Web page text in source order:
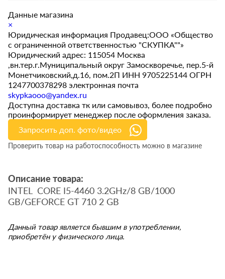
Данные магазина
×
Юридическая информация Продавец:ООО «Общество
с ограниченной ответственностью "СКУПКА""»
Юридический адрес: 115054 Москва
,вн.тер.г.Муниципальный округ Замоскворечье, пер.5-й
Монетчиковский,д.16, пом.2П ИНН 9705225144 ОГРН
1247700378298 электронная почта
skypkaooo@yandex.ru
Доступна доставка тк или самовывоз, более подробно
проинформирует менеджер после оформления заказа.
Запросить доп. фото/видео
Проверить товар на работоспособность можно в магазине
Описание товара:
INTEL CORE I5-4460 3.2GHz/8 GB/1000
GB/GEFORCE GT 710 2 GB
Данный товар является бывшим в употреблении,
приобретён у физического лица.